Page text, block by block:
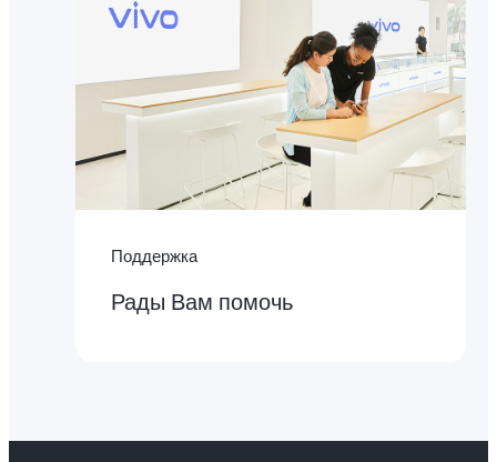
Поддержка
Рады Вам помочь